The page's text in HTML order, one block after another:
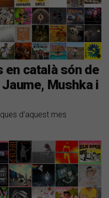
en català són de
Mushka i
d'aquest mes